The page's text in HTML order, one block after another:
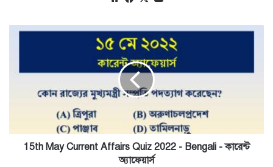
15th
-
কারেন্ট15th May Current Affairs Quiz 2022 - Bengali - কারেন্ট
অ্যাফেয়ার্স